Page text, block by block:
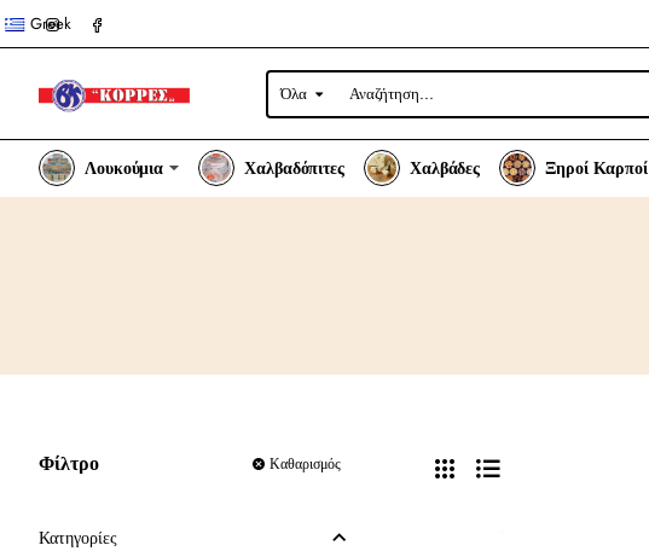
Greek
Όλα
Αναζήτηση...
Λουκούμια Χαλβαδόπιτες Χαλβάδες Ξηροί Καρποί
Φίλτρο Καθαρισμός
Κατηγορίες